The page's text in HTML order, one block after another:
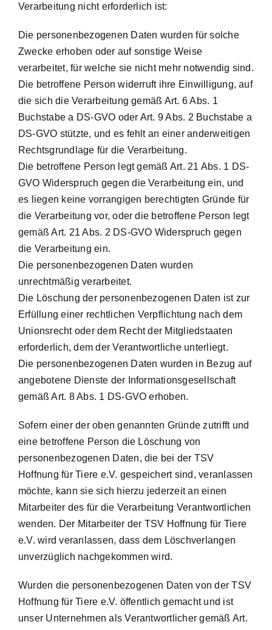
Verarbeitung nicht erforderlich ist:
Die personenbezogenen Daten wurden für solche
Zwecke erhoben oder auf sonstige Weise
verarbeitet, für welche sie nicht mehr notwendig sind.
Die betroffene Person widerruft ihre Einwilligung, auf
die sich die Verarbeitung gemäß Art. 6 Abs. 1
Buchstabe a DS-GVO oder Art. 9 Abs. 2 Buchstabe a
DS-GVO stützte, und es fehlt an einer anderweitigen
Rechtsgrundlage für die Verarbeitung.
Die betroffene Person legt gemäß Art. 21 Abs. 1 DS-
GVO Widerspruch gegen die Verarbeitung ein, und
es liegen keine vorrangigen berechtigten Gründe für
die Verarbeitung vor, oder die betroffene Person legt
gemäß Art. 21 Abs. 2 DS-GVO Widerspruch gegen
die Verarbeitung ein.
Die personenbezogenen Daten wurden
unrechtmäßig verarbeitet.
Die Löschung der personenbezogenen Daten ist zur
Erfüllung einer rechtlichen Verpflichtung nach dem
Unionsrecht oder dem Recht der Mitgliedstaaten
erforderlich, dem der Verantwortliche unterliegt.
Die personenbezogenen Daten wurden in Bezug auf
angebotene Dienste der Informationsgesellschaft
gemäß Art. 8 Abs. 1 DS-GVO erhoben.
Sofern einer der oben genannten Gründe zutrifft und
eine betroffene Person die Löschung von
personenbezogenen Daten, die bei der TSV
Hoffnung für Tiere e.V. gespeichert sind, veranlassen
möchte, kann sie sich hierzu jederzeit an einen
Mitarbeiter des für die Verarbeitung Verantwortlichen
wenden. Der Mitarbeiter der TSV Hoffnung für Tiere
e.V. wird veranlassen, dass dem Löschverlangen
unverzüglich nachgekommen wird.
Wurden die personenbezogenen Daten von der TSV
Hoffnung für Tiere e.V. öffentlich gemacht und ist
unser Unternehmen als Verantwortlicher gemäß Art.